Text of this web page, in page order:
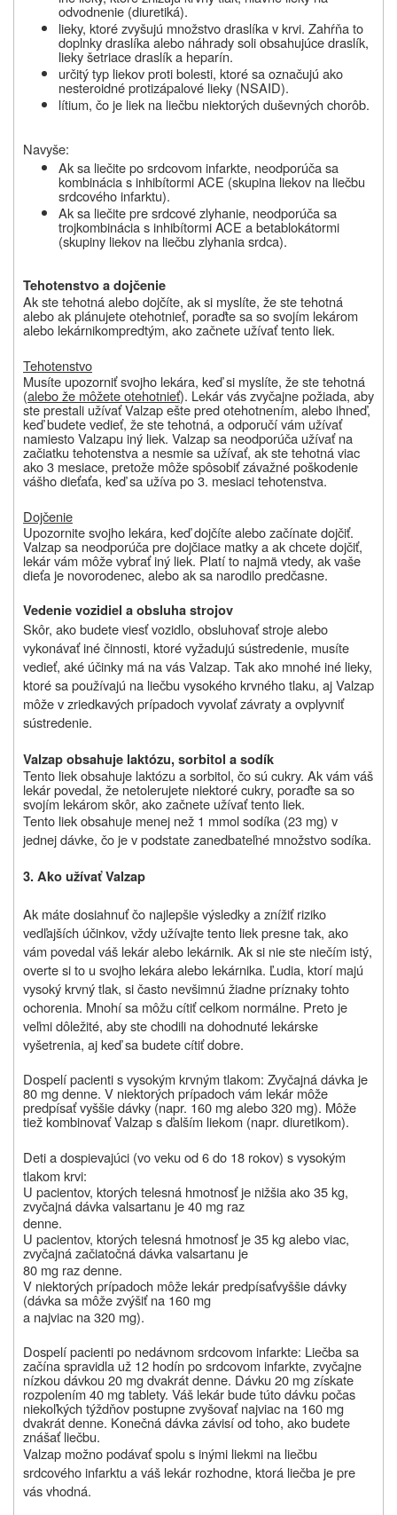
odvodnenie (diuretiká).
lieky, ktoré zvyšujú množstvo draslíkav krvi. Zahŕňa to
doplnky draslíka alebo náhrady soli obsahujúce draslík,
lieky šetriace draslík a heparín.
určitý typ liekov proti bolesti, ktoré sa označujú ako
nesteroidné protizápalové lieky (NSAID).
lítium, čo je liek na liečbu niektorých duševných chorôb.
Navyše:
Ak sa liečite po srdcovom infarkte, neodporúča sa
kombinácia sinhibítormi ACE (skupina liekov na liečbu
srdcového infarktu).
Ak sa liečite pre srdcové zlyhanie, neodporúča sa
trojkombinácia sinhibítormi ACE a betablokátormi
(skupiny liekov na liečbu zlyhania srdca).
Tehotenstvo a dojčenie
Ak ste tehotná alebo dojčíte, ak si myslíte, že ste tehotná
alebo ak plánujete otehotnieť, poraďte sa so svojím lekárom
alebo lekárnikompredtým, ako začnete užívať tento liek.
Tehotenstvo
Musíte upozorniť svojho lekára, keď si myslíte, že ste tehotná
(alebo že môžete otehotnieť). Lekár vás zvyčajne požiada, aby
ste prestali užívať Valzap ešte pred otehotnením, alebo ihneď,
keď budete vedieť, že ste tehotná, a odporučí vám užívať
namiesto Valzapu iný liek. Valzap sa neodporúča užívať na
začiatku tehotenstva a nesmie sa užívať, ak ste tehotná viac
ako 3 mesiace, pretože môže spôsobiť závažné poškodenie
vášho dieťaťa, keď sa užíva po 3. mesiaci tehotenstva.
Dojčenie
Upozornite svojho lekára, keď dojčíte alebo začínate dojčiť.
Valzap sa neodporúča pre dojčiace matky a ak chcete dojčiť,
lekár vám môže vybrať iný liek. Platí to najmä vtedy, ak vaše
dieťa je novorodenec, alebo ak sa narodilo predčasne.
Vedenie vozidiel a obsluha strojov
Skôr, ako budete viesť vozidlo, obsluhovať stroje alebo
vykonávať iné činnosti, ktoré vyžadujú sústredenie, musíte
vedieť, aké účinky má na vás Valzap. Tak ako mnohé iné lieky,
ktoré sa používajú na liečbu vysokého krvného tlaku, aj Valzap
môže v zriedkavých prípadoch vyvolať závraty a ovplyvniť
sústredenie.
Valzap obsahuje laktózu, sorbitol a sodík
Tento liek obsahuje laktózu a sorbitol, čo sú cukry. Ak vám váš
lekár povedal, že netolerujete niektoré cukry, poraďte sa so
svojím lekárom skôr, ako začnete užívať tento liek.
Tento liek obsahuje menej než 1 mmol sodíka (23 mg) v
jednej dávke, čo je v podstate zanedbateľné množstvo sodíka.
3. Ako užívať Valzap
Ak máte dosiahnuť čo najlepšie výsledky a znížiť riziko
vedľajších účinkov, vždy užívajte tento liek presne tak, ako
vám povedal váš lekár alebo lekárnik. Ak si nie ste niečím istý,
overte si to u svojho lekára alebo lekárnika. Ľudia, ktorí majú
vysoký krvný tlak, si často nevšimnú žiadne príznaky tohto
ochorenia. Mnohí sa môžu cítiť celkom normálne. Preto je
veľmi dôležité, aby ste chodili na dohodnuté lekárske
vyšetrenia, aj keď sa budete cítiť dobre.
Dospelí pacienti s vysokým krvným tlakom: Zvyčajná dávka je
80 mg denne. V niektorých prípadoch vám lekár môže
predpísať vyššie dávky (napr. 160 mg alebo 320 mg). Môže
tiež kombinovať Valzap s ďalším liekom (napr. diuretikom).
Deti a dospievajúci (vo veku od 6 do 18 rokov) s vysokým
tlakom krvi:
U pacientov, ktorých telesná hmotnosťje nižšia ako 35 kg,
zvyčajná dávka valsartanu je 40 mg raz
denne.
U pacientov, ktorých telesná hmotnosťje 35 kg alebo viac,
zvyčajná začiatočná dávka valsartanu je
80 mg raz denne.
V niektorých prípadoch môže lekár predpísaťvyššie dávky
(dávka sa môže zvýšiť na 160 mg
a najviac na 320 mg).
Dospelí pacienti po nedávnom srdcovom infarkte: Liečba sa
začína spravidla už 12 hodín po srdcovom infarkte, zvyčajne
nízkou dávkou 20 mg dvakrát denne. Dávku 20 mg získate
rozpolením 40 mg tablety. Váš lekár bude túto dávku počas
niekoľkých týždňov postupne zvyšovať najviac na 160 mg
dvakrát denne. Konečná dávka závisí od toho, ako budete
znášať liečbu.
Valzap možno podávať spolu s inými liekmi na liečbu
srdcového infarktu a váš lekár rozhodne, ktorá liečba je pre
vás vhodná.